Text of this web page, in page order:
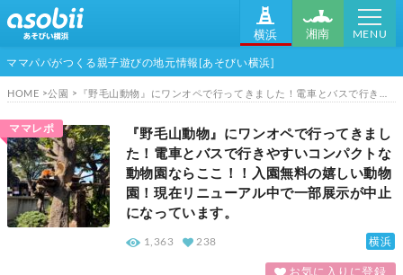
横浜 湘南 MENU
ママパパがつくる親子遊びの地元情報[あそびい横浜]
HOME 公園 『野毛山動物』にワンオペで行ってきました！電車とバスで行きやすいコンパクトな動物園ならここ！！入園無料の嬉しい動物園！現在リニューアル中で一部展示が中止になっています。
ママレポ
『野毛山動物』にワンオペで行ってきまし
た！電車とバスで行きやすいコンパクトな
動物園ならここ！！入園無料の嬉しい動物
園！現在リニューアル中で一部展示が中止
になっています。
横浜
1,363 238